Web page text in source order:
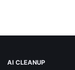
AI CLEANUP